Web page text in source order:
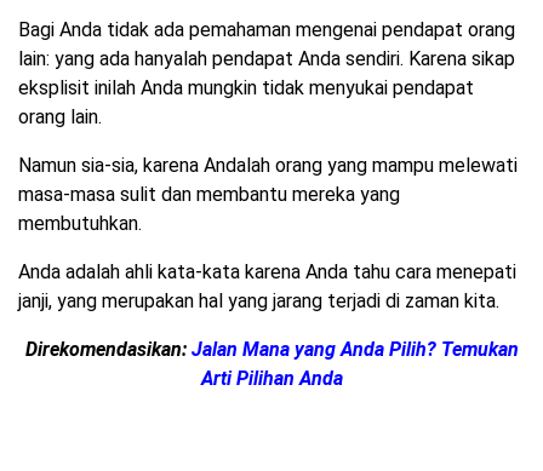
Bagi Anda tidak ada pemahaman mengenai pendapat orang
lain: yang ada hanyalah pendapat Anda sendiri. Karena sikap
eksplisit inilah Anda mungkin tidak menyukai pendapat
orang lain.
Namun sia-sia, karena Andalah orang yang mampu melewati
masa-masa sulit dan membantu mereka yang
membutuhkan.
Anda adalah ahli kata-kata karena Anda tahu cara menepati
janji, yang merupakan hal yang jarang terjadi di zaman kita.
Direkomendasikan:Jalan Mana yang Anda Pilih? Temukan
Arti Pilihan Anda